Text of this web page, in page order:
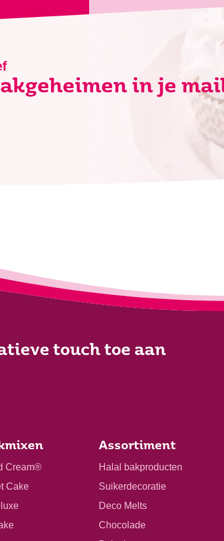
in je
touch toe aan
Cream®
Cake
Assortiment
Halal bakproducten
Suikerdecoratie
Deco Melts
Chocolade